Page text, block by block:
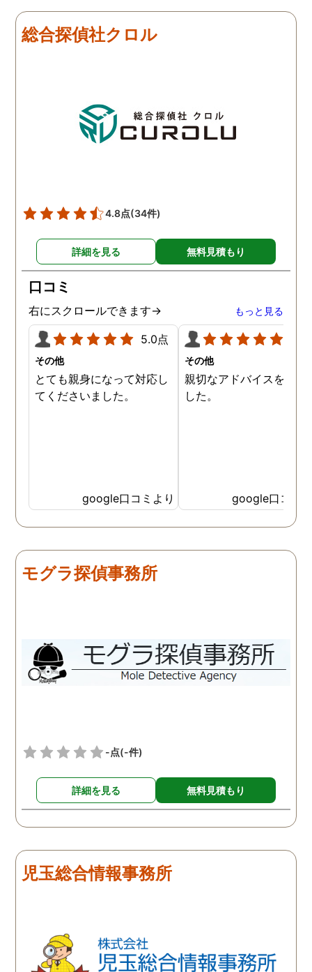
総合探偵社クロル
4.8点(34件)
詳細を見る 無料見積もり
口コミ
右にスクロールできます→ もっと見る
5.0点
その他
とても親身になって対応し
てくださいました。
google口コミより
その他
親切なアドバイスを頂き
した。
google口コミ
モグラ探偵事務所
-点(-件)
詳細を見る 無料見積もり
児玉総合情報事務所